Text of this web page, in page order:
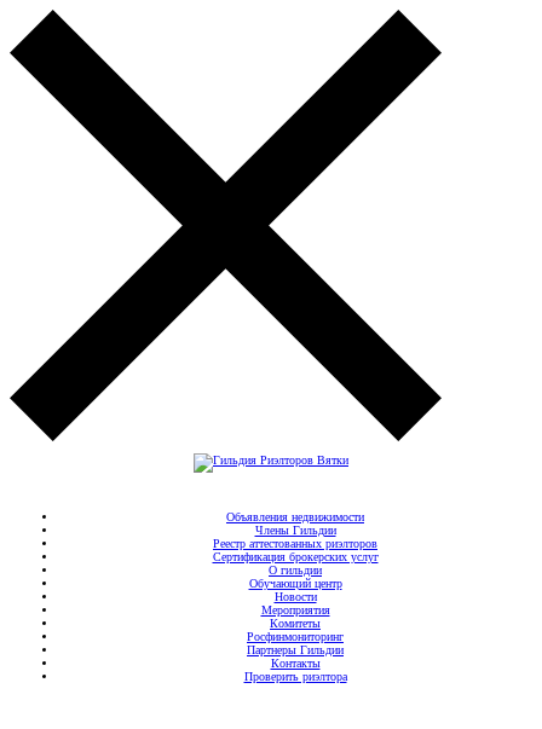
Объявления недвижимости
Члены Гильдии
Реестр аттестованных риэлторов
Сертификация брокерских услуг
О гильдии
Обучающий центр
Новости
Мероприятия
Комитеты
Росфинмониторинг
Партнеры Гильдии
Контакты
Проверить риэлтора